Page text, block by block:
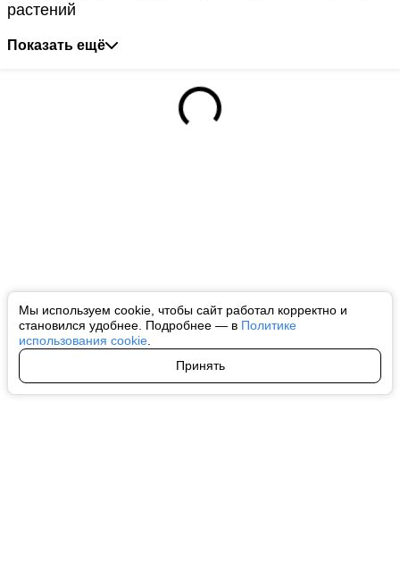
Мы используем cookie, чтобы сайт работал корректно и
становился удобнее. Подробнее — в Политике
использования cookie
Принять
растений
Показать ещё